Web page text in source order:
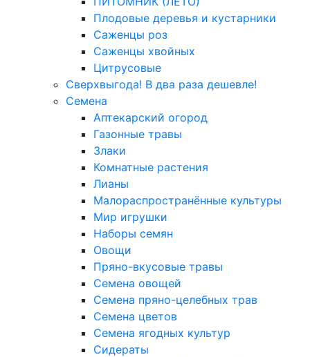
Плодовые деревья и кустарники
Саженцы роз
Саженцы хвойных
Цитрусовые
Сверхвыгода! В два раза дешевле!
Семена
Аптекарский огород
Газонные травы
Злаки
Комнатные растения
Лианы
Малораспространённые культуры
Мир игрушки
Наборы семян
Овощи
Пряно-вкусовые травы
Семена овощей
Семена пряно-целебных трав
Семена цветов
Семена ягодных культур
Сидераты